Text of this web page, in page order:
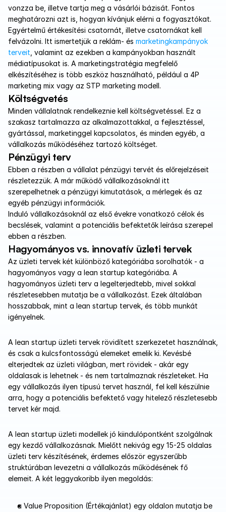
vonzza be, illetve tartja meg a vásárlói bázisát. Fontos
meghatározni azt is, hogyan kívánjuk elérni a fogyasztókat.
Egyértelmű értékesítési csatornát, illetve csatornákat kell
felvázolni. Itt ismertetjük a reklám- és marketingkampányok
terveit , valamint az ezekben a kampányokban használt
médiatípusokat is. A marketingstratégia megfelelő
elkészítéséhez is több eszköz használható, például a 4P
marketing mix vagy az STP marketing modell.
Költségvetés
Minden vállalatnak rendelkeznie kell költségvetéssel. Ez a
szakasz tartalmazza az alkalmazottakkal, a fejlesztéssel,
gyártással, marketinggel kapcsolatos, és minden egyéb, a
vállalkozás működéséhez tartozó költséget.
Pénzügyi terv
Ebben a részben a vállalat pénzügyi tervét és előrejelzéseit
részletezzük. A már működő vállalkozásoknál itt
szerepelhetnek a pénzügyi kimutatások, a mérlegek és az
egyéb pénzügyi információk.
Induló vállalkozásoknál az első évekre vonatkozó célok és
becslések, valamint a potenciális befektetők leírása szerepel
ebben a részben.
Hagyományos vs. innovatív üzleti tervek
Az üzleti tervek két különböző kategóriába sorolhatók - a
hagyományos vagy a lean startup kategóriába. A
hagyományos üzleti terv a legelterjedtebb, mivel sokkal
részletesebben mutatja be a vállalkozást. Ezek általában
hosszabbak, mint a lean startup tervek, és több munkát
igényelnek.
A lean startup üzleti tervek rövidített szerkezetet használnak,
és csak a kulcsfontosságú elemeket emelik ki. Kevésbé
elterjedtek az üzleti világban, mert rövidek - akár egy
oldalasak is lehetnek - és nem tartalmaznak részleteket. Ha
egy vállalkozás ilyen típusú tervet használ, fel kell készülnie
arra, hogy a potenciális befektető vagy hitelező részletesebb
tervet kér majd.
A lean startup üzleti modellek jó kiindulópontként szolgálnak
egy kezdő vállalkozásnak. Mielőtt nekivág egy 15-25 oldalas
üzleti terv készítésének, érdemes először egyszerűbb
struktúrában levezetni a vállalkozás működésének fő
elemeit. A két leggyakoribb ilyen megoldás:
a Value Proposition (Értékajánlat) egy oldalon mutatja be